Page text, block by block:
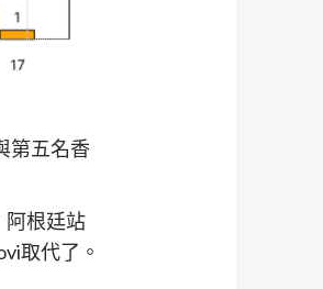
第五名香
阿根廷站
取代了。